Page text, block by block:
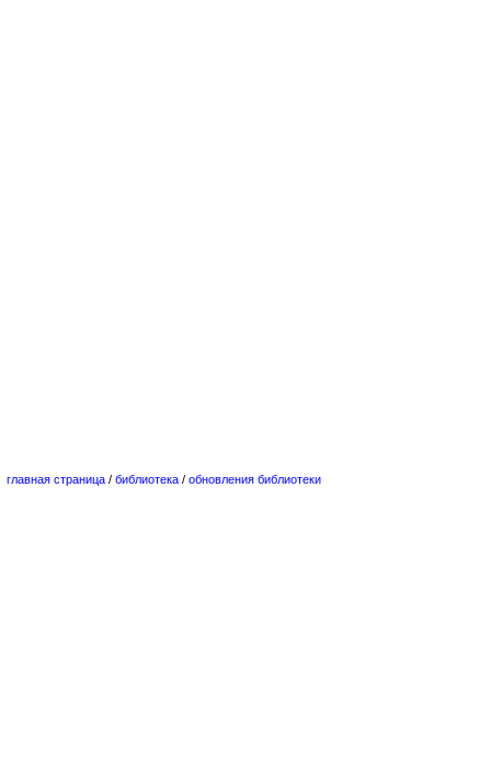
главная страница / библиотека / обновления библиотеки